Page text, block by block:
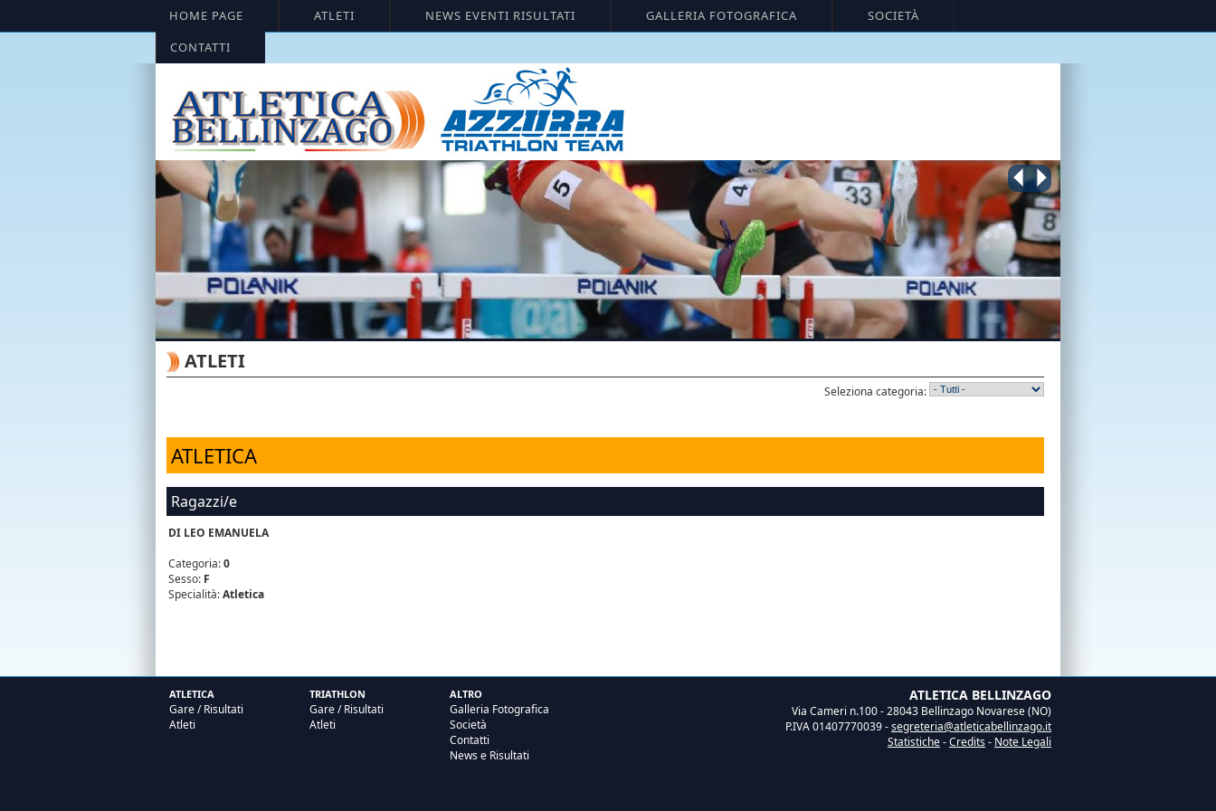
HOME PAGE ATLETI NEWS EVENTI RISULTATI GALLERIA FOTOGRAFICA
SOCIETÀ
CONTATTI
ATLETI
Seleziona categoria:
ATLETICA
Ragazzi/e
DI LEO EMANUELA
Categoria:0
Sesso: F
Specialità:Atletica
ATLETICA
Gare / Risultati
Atleti
TRIATHLON
Gare / Risultati
Atleti
ALTRO
Galleria Fotografica
Società
Contatti
News e Risultati
ATLETICA BELLINZAGO
Via Cameri n.100 - 28043 Bellinzago Novarese (NO)
P.IVA 01407770039 -segreteria@atleticabellinzago.it
Statistiche-Credits- Note Legali